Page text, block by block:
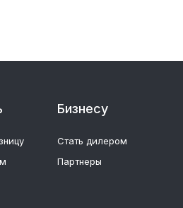
Бизнесу
Стать дилером
Партнеры